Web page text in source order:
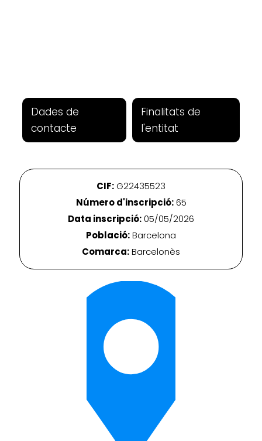
Dades de
contacte
Finalitats de
l'entitat
CIF: G22435523
Número d'inscripció:65
Data inscripció:05/05/2026
Població:Barcelona
Comarca:Barcelonès